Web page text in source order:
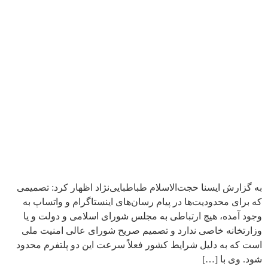
به گزارش ایسنا حجت‌الاسلام طباطبایی‌نژاد اظهار کرد: تصمیمی
که برای محدودیت‌ها در پیام رسان‌های اینستاگرام و واتساپ به
وجود آمده، هیچ ارتباطی به مجلس شورای اسلامی و دولت و یا
وزارتخانه خاصی ندارد و تصمیم صریح شورای عالی امنیت ملی
است که به دلیل شرایط کشور فعلاً سرعت این دو پلتفرم محدود
شود. وی با […]